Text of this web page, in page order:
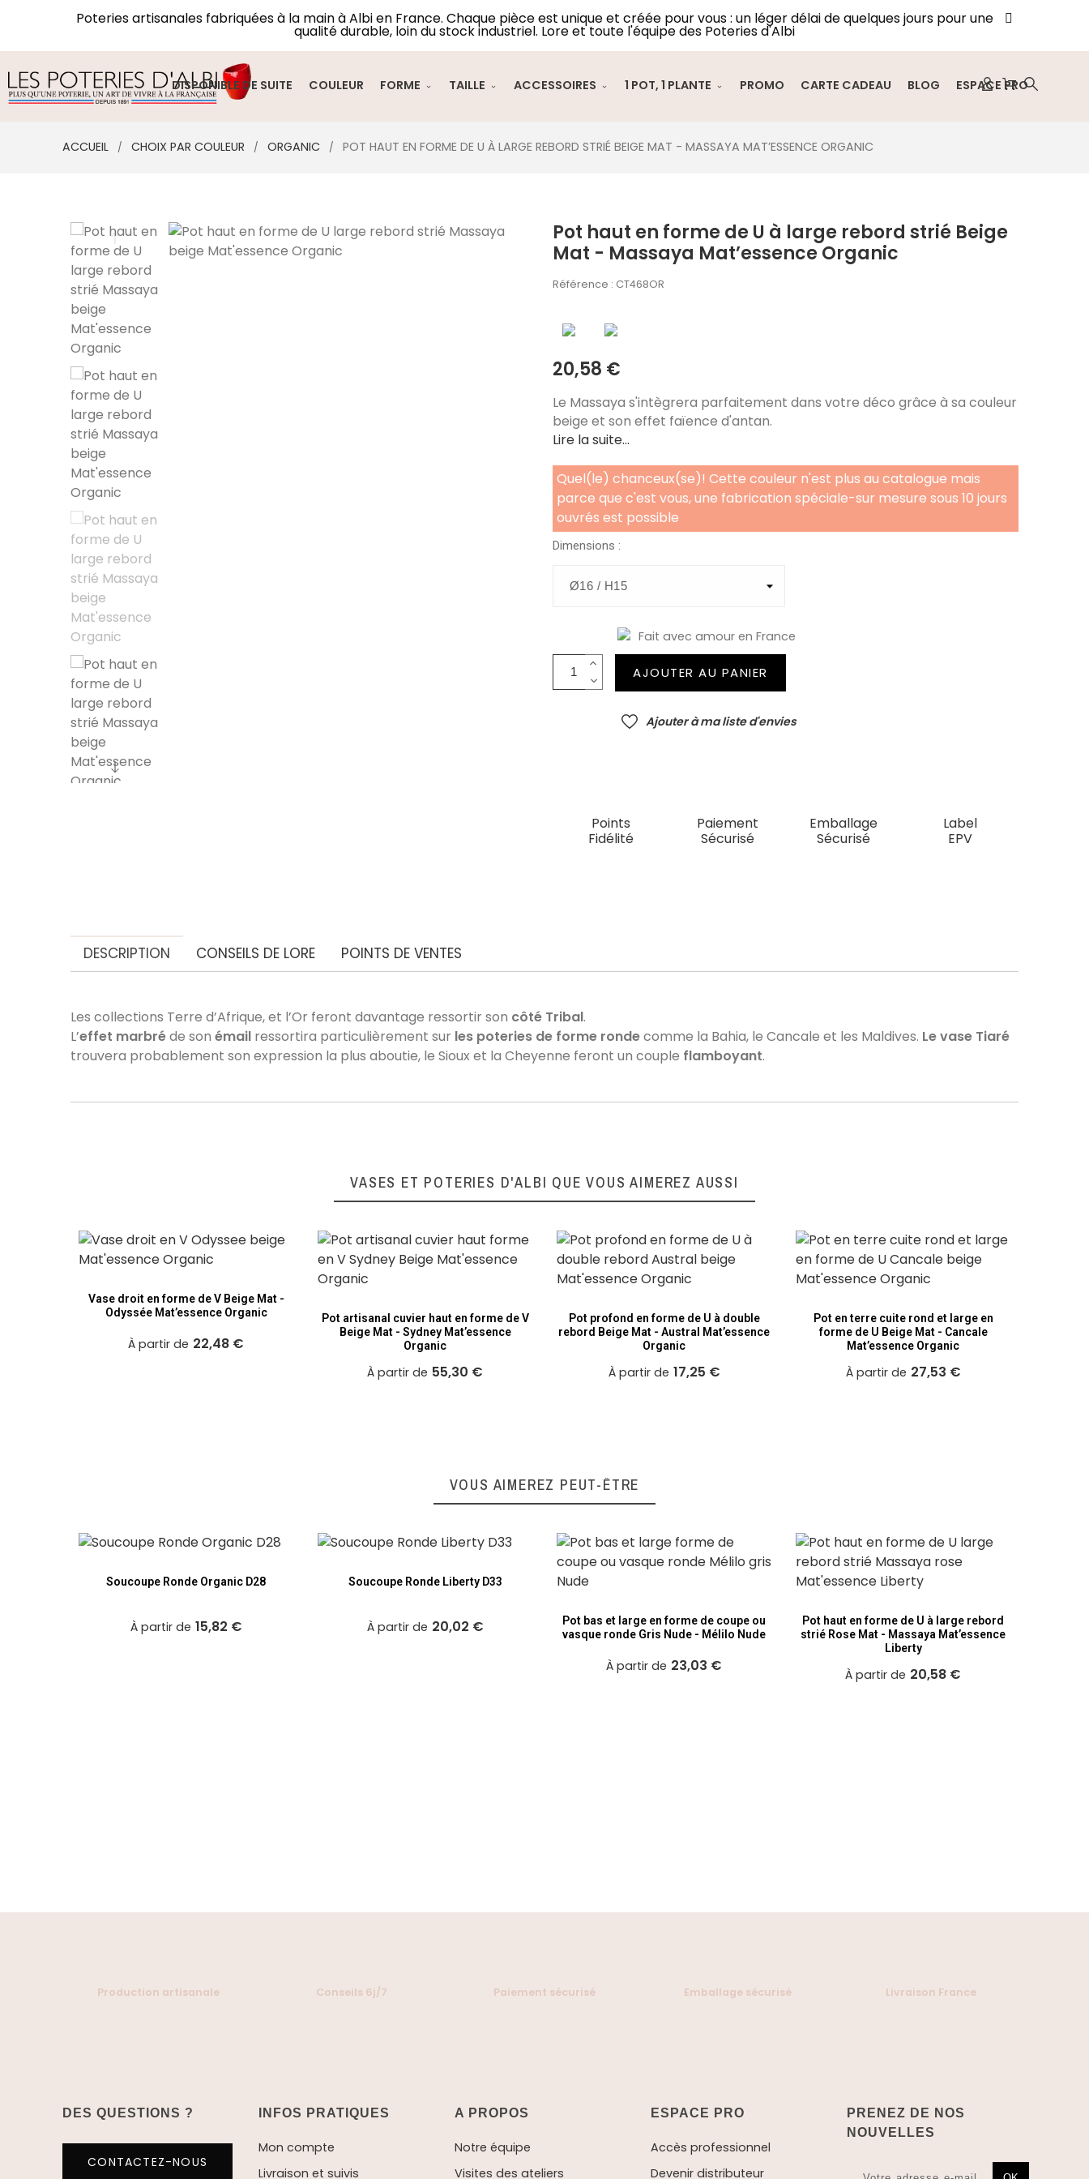
Poteries artisanales fabriquées à la main à Albi en France. Chaque pièce est unique et créée pour vous : un léger délai de quelques jours pour une
qualité durable, loin du stock industriel. Lore et toute l'équipe des Poteries d'Albi
DISPONIBLE DE SUITE COULEUR FORME TAILLE ACCESSOIRES 1 POT, 1 PLANTE PROMO CARTE CADEAU BLOG ESPACE PRO
ACCUEIL CHOIX PAR COULEUR ORGANIC POT HAUT EN FORME DE U À LARGE REBORD STRIÉ BEIGE MAT - MASSAYA MAT’ESSENCE ORGANIC
Pot haut en forme de U à large rebord strié Beige
Mat - Massaya Mat’essence Organic
Référence : CT468OR
20,58 €
Le Massaya s'intègrera parfaitement dans votre déco grâce à sa couleur
beige et son effet faïence d'antan.
Lire la suite...
Quel(le) chanceux(se)! Cette couleur n'est plus au catalogue mais
parce que c'est vous, une fabrication spéciale-sur mesure sous 10 jours
ouvrés est possible
Dimensions :
Fait avec amour en France
AJOUTER AU PANIER
Ajouter à ma liste d'envies
Points
Fidélité
Paiement
Sécurisé
Emballage
Sécurisé
Label
EPV
DESCRIPTION CONSEILS DE LORE POINTS DE VENTES
Les collections Terre d’Afrique, et l’Or feront davantage ressortir son côté Tribal.
L’effet marbréde sonémail ressortira particulièrement sur les poteries de forme rondecomme la Bahia, le Cancale et les Maldives. Le vase Tiaré
trouvera probablement son expression la plus aboutie, le Sioux et la Cheyenne feront un couple flamboyant.
VASES ET POTERIES D'ALBI QUE VOUS AIMEREZ AUSSI
Vase droit en forme de V Beige Mat -
Odyssée Mat’essence Organic
À partir de 22,48 €
Pot artisanal cuvier haut en forme de V
Beige Mat - Sydney Mat’essence
Organic
À partir de 55,30 €
Pot profond en forme de U à double
rebord Beige Mat - Austral Mat’essence
Organic
À partir de 17,25 €
Pot en terre cuite rond et large en
forme de U Beige Mat - Cancale
Mat’essence Organic
À partir de 27,53 €
VOUS AIMEREZ PEUT-ÊTRE
Soucoupe Ronde Organic D28
À partir de 15,82 €
Soucoupe Ronde Liberty D33
À partir de 20,02 €
Pot bas et large en forme de coupe ou
vasque ronde Gris Nude - Mélilo Nude
À partir de 23,03 €
Pot haut en forme de U à large rebord
strié Rose Mat - Massaya Mat’essence
Liberty
À partir de 20,58 €
Production artisanale Conseils 6j/7 Paiement sécurisé Emballage sécurisé Livraison France
DES QUESTIONS ?
CONTACTEZ-NOUS
INFOS PRATIQUES
Mon compte
Livraison et suivis
A PROPOS
Notre équipe
Visites des ateliers
ESPACE PRO
Accès professionnel
Devenir distributeur
PRENEZ DE NOS
NOUVELLES